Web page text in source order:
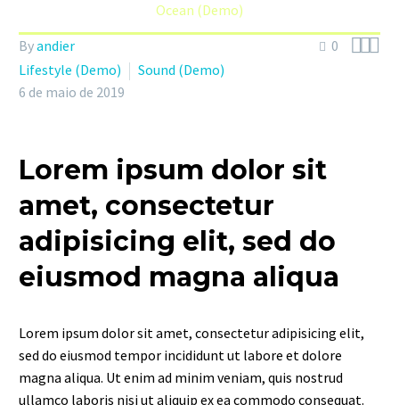
Ocean (Demo)
0

Byandier
Lifestyle (Demo)
Sound (Demo)
6 de maio de 2019
Lorem ipsum dolor sit
amet, consectetur
adipisicing elit, sed do
eiusmod magna aliqua
Lorem ipsum dolor sit amet, consectetur adipisicing elit,
sed do eiusmod tempor incididunt ut labore et dolore
magna aliqua. Ut enim ad minim veniam, quis nostrud
ullamco laboris nisi ut aliquip ex ea commodo consequat.